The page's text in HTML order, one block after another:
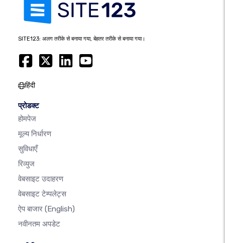
SITE123: अलग तरीके से बनाया गया, बेहतर तरीके से बनाया गया।
हिंदी
प्रोडक्ट
होमपेज
मूल्य निर्धारण
सुविधाएँ
रिव्युज
वेबसाइट उदाहरण
वेबसाइट टेम्पलेट्स
ऐप बाजार (English)
नवीनतम अपडेट